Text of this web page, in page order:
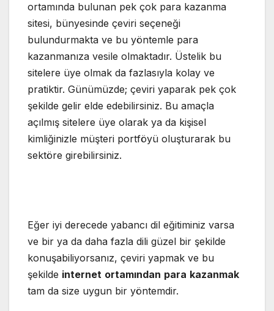
ortamında bulunan pek çok para kazanma
sitesi, bünyesinde çeviri seçeneği
bulundurmakta ve bu yöntemle para
kazanmanıza vesile olmaktadır. Üstelik bu
sitelere üye olmak da fazlasıyla kolay ve
pratiktir. Günümüzde; çeviri yaparak pek çok
şekilde gelir elde edebilirsiniz. Bu amaçla
açılmış sitelere üye olarak ya da kişisel
kimliğinizle müşteri portföyü oluşturarak bu
sektöre girebilirsiniz.
Eğer iyi derecede yabancı dil eğitiminiz varsa
ve bir ya da daha fazla dili güzel bir şekilde
konuşabiliyorsanız, çeviri yapmak ve bu
şekilde internet ortamından para kazanmak
tam da size uygun bir yöntemdir.